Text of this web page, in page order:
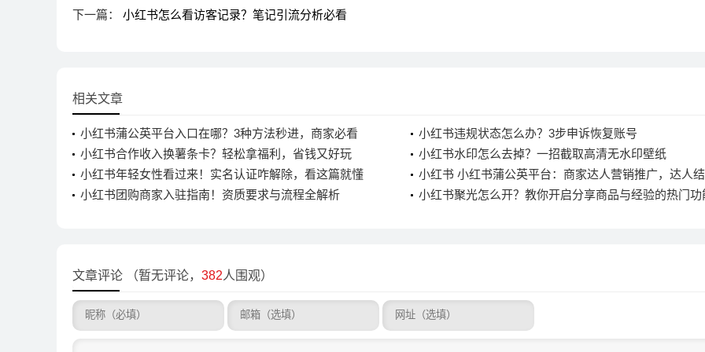
下一篇： 小红书怎么看访客记录？笔记引流分析必看
相关文章
小红书蒲公英平台入口在哪？3种方法秒进，商家必看
小红书违规状态怎么办？3步申诉恢复账号
小红书合作收入换薯条卡？轻松拿福利，省钱又好玩
小红书水印怎么去掉？一招截取高清无水印壁纸
小红书年轻女性看过来！实名认证咋解除，看这篇就懂
小红书 小红书蒲公英平台：商家达人营销推广，达人
流程大揭秘
小红书团购商家入驻指南！资质要求与流程全解析 小红书聚光怎么开？教你开启分享商品与经验的热门功
文章评论 （暂无评论， 382人围观）